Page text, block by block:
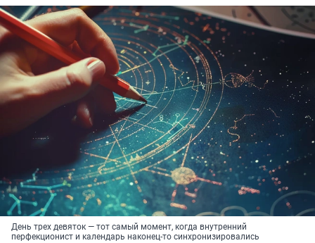
День трех девяток — тот самый момент, когда внутренний
перфекционист и календарь наконец-то синхронизировались